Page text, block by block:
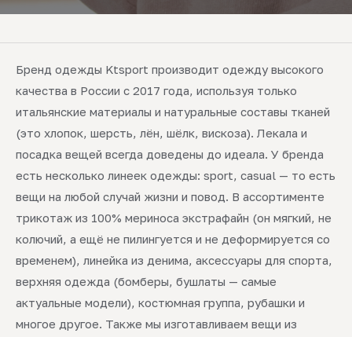
Бренд одежды Ktsport производит одежду высокого
качества в России с 2017 года, используя только
итальянские материалы и натуральные составы тканей
(это хлопок, шерсть, лён, шёлк, вискоза). Лекала и
посадка вещей всегда доведены до идеала. У бренда
есть несколько линеек одежды: sport, casual — то есть
вещи на любой случай жизни и повод. В ассортименте
трикотаж из 100% мериноса экстрафайн (он мягкий, не
колючий, а ещё не пилингуется и не деформируется со
временем), линейка из денима, аксессуары для спорта,
верхняя одежда (бомберы, бушлаты — самые
актуальные модели), костюмная группа, рубашки и
многое другое. Также мы изготавливаем вещи из